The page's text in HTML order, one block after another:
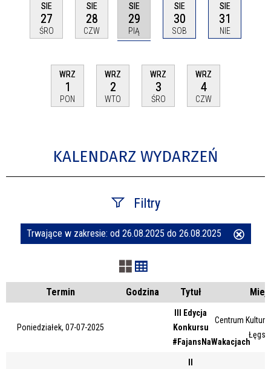
SIE
27
ŚRO
SIE
28
CZW
SIE
29
PIĄ
SIE
30
SOB
SIE
31
NIE
WRZ
1
PON
WRZ
2
WTO
WRZ
3
ŚRO
WRZ
4
CZW
KALENDARZ WYDARZEŃ
Filtry
Szukana fraza
Kategoria
Trwające w zakresie
Trwające w zakresie: od 26.08.2025 do 26.08.2025
Termin Godzina Tytuł
Poniedziałek, 07-07-2025
III Edycja
Konkursu
#FajansNaWakacjach
Centrum Kultury